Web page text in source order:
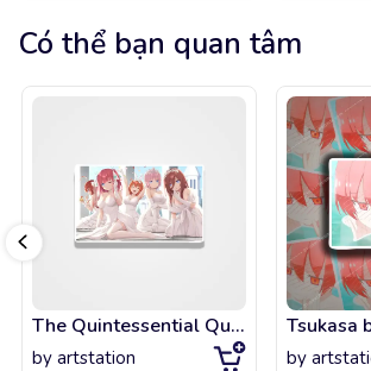
Có thể bạn quan tâm
The Quintessential Quintuplets - Brides
by artstation
Tsukasa
by